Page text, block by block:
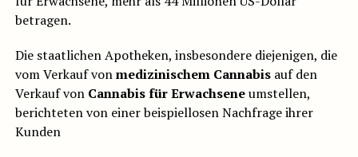
betragen.
Die staatlichen Apotheken, insbesondere diejenigen, die
vom Verkauf vonmedizinischem Cannabisauf den
Verkauf von Cannabis für Erwachseneumstellen,
berichteten von einer beispiellosen Nachfrage ihrer
Kunden